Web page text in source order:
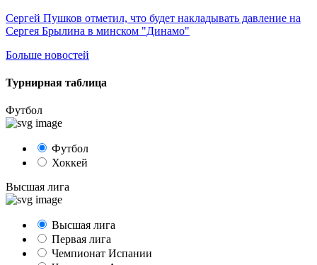
Сергей Пушков отметил, что будет накладывать давление на
Сергея Брылина в минском "Динамо"
Больше новостей
Турнирная таблица
Футбол
Футбол
Хоккей
Высшая лига
Высшая лига
Первая лига
Чемпионат Испании